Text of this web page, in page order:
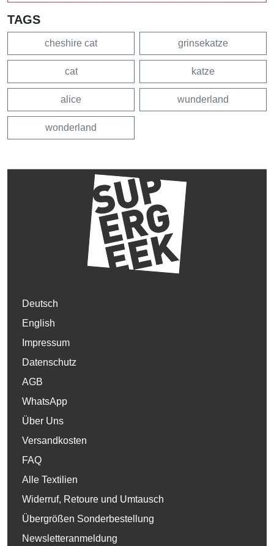
TAGS
cheshire cat grinsekatze
cat katze
alice wunderland
wonderland
Deutsch
English
Impressum
Datenschutz
AGB
WhatsApp
Über Uns
Versandkosten
FAQ
Alle Textilien
Widerruf, Retoure und Umtausch
Übergrößen Sonderbestellung
Newsletteranmeldung